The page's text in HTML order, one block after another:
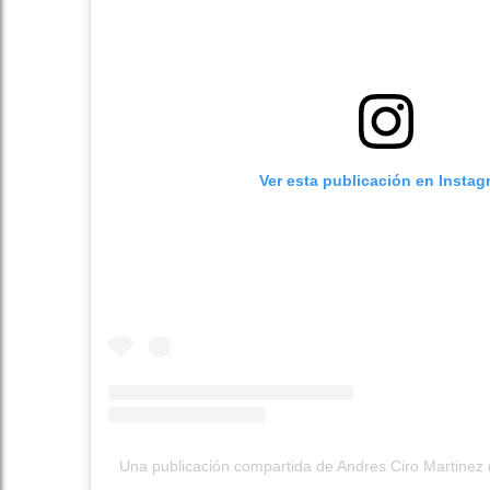
Ver esta publicación en
Una publicación compartida de Andres Ciro Martinez